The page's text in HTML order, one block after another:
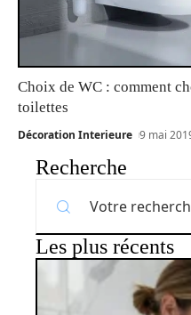
Choix de WC : comment
toilettes
Décoration Interieure 9 mai
Recherche
Les plus récents